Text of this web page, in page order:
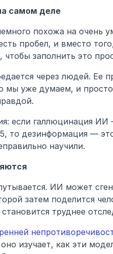
самом деле
похожа на очень
пробел, и вместо
заполнить это
через людей. Ее
мы уже думаем, и
если галлюцинация
то дезинформация —
научили.
ИИ может
затем поделится
труднее
изучает, как эти